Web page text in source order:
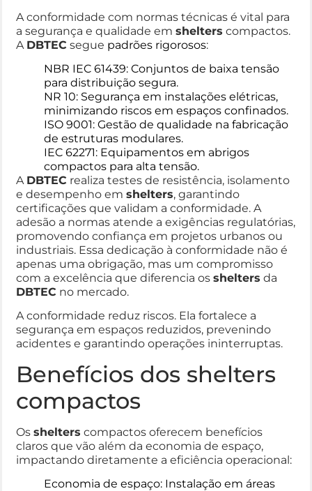
A conformidade com normas técnicas é vital para
a segurança e qualidade em shelters compactos.
A DBTEC segue padrões rigorosos:
NBR IEC 61439: Conjuntos de baixa tensão
para distribuição segura.
NR 10: Segurança em instalações elétricas,
minimizando riscos em espaços confinados.
ISO 9001: Gestão de qualidade na fabricação
de estruturas modulares.
IEC 62271: Equipamentos em abrigos
compactos para alta tensão.
A DBTEC realiza testes de resistência, isolamento
e desempenho em shelters, garantindo
certificações que validam a conformidade. A
adesão a normas atende a exigências regulatórias,
promovendo confiança em projetos urbanos ou
industriais. Essa dedicação à conformidade não é
apenas uma obrigação, mas um compromisso
com a excelência que diferencia os shelters da
DBTEC no mercado.
A conformidade reduz riscos. Ela fortalece a
segurança em espaços reduzidos, prevenindo
acidentes e garantindo operações ininterruptas.
Benefícios dos shelters
compactos
Os shelters compactos oferecem benefícios
claros que vão além da economia de espaço,
impactando diretamente a eficiência operacional:
Economia de espaço: Instalação em áreas